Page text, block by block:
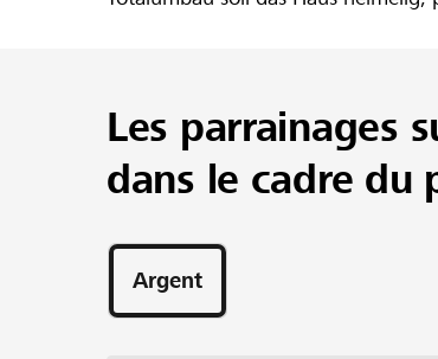
Les parrainages
dans le cadre du
Argent